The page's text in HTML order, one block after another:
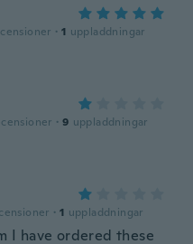
· 1 uppladdningar
· 9 uppladdningar
· 1 uppladdningar
I have ordered these